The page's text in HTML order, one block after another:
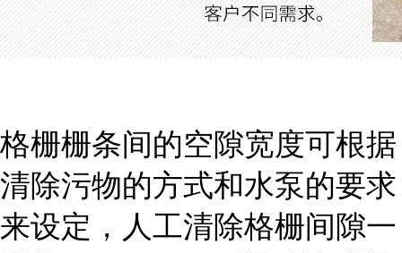
格栅栅条间的空隙宽度可根据
清除污物的方式和水泵的要求
来设定，人工清除格栅间隙一